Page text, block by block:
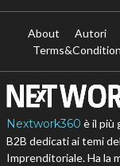
About Autori
Nextwork360 è il più
B2B dedicati ai temi
Imprenditoriale. Ha la